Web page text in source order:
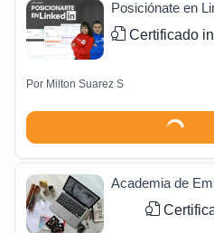
Posiciónate en
Certificado
Por Milton Suarez S
Academia de